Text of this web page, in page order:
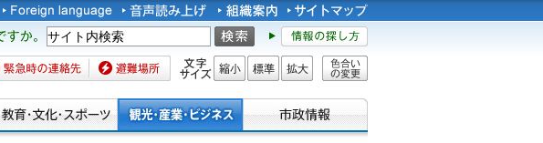
す
時の連絡先 避難場所 文字サイズ
縮小 標準 拡大
色合い